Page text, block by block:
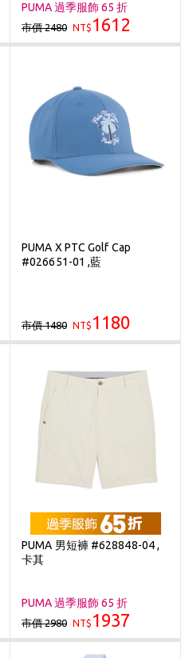
PUMA 過季服飾 65 折
市價 2480 NT$ 1612
PUMA X PTC Golf Cap
#026651-01 ,藍
市價 1480 NT$ 1180
PUMA 男短褲 #628848-04 ,
卡其
PUMA 過季服飾 65 折
市價 2980 NT$ 1937